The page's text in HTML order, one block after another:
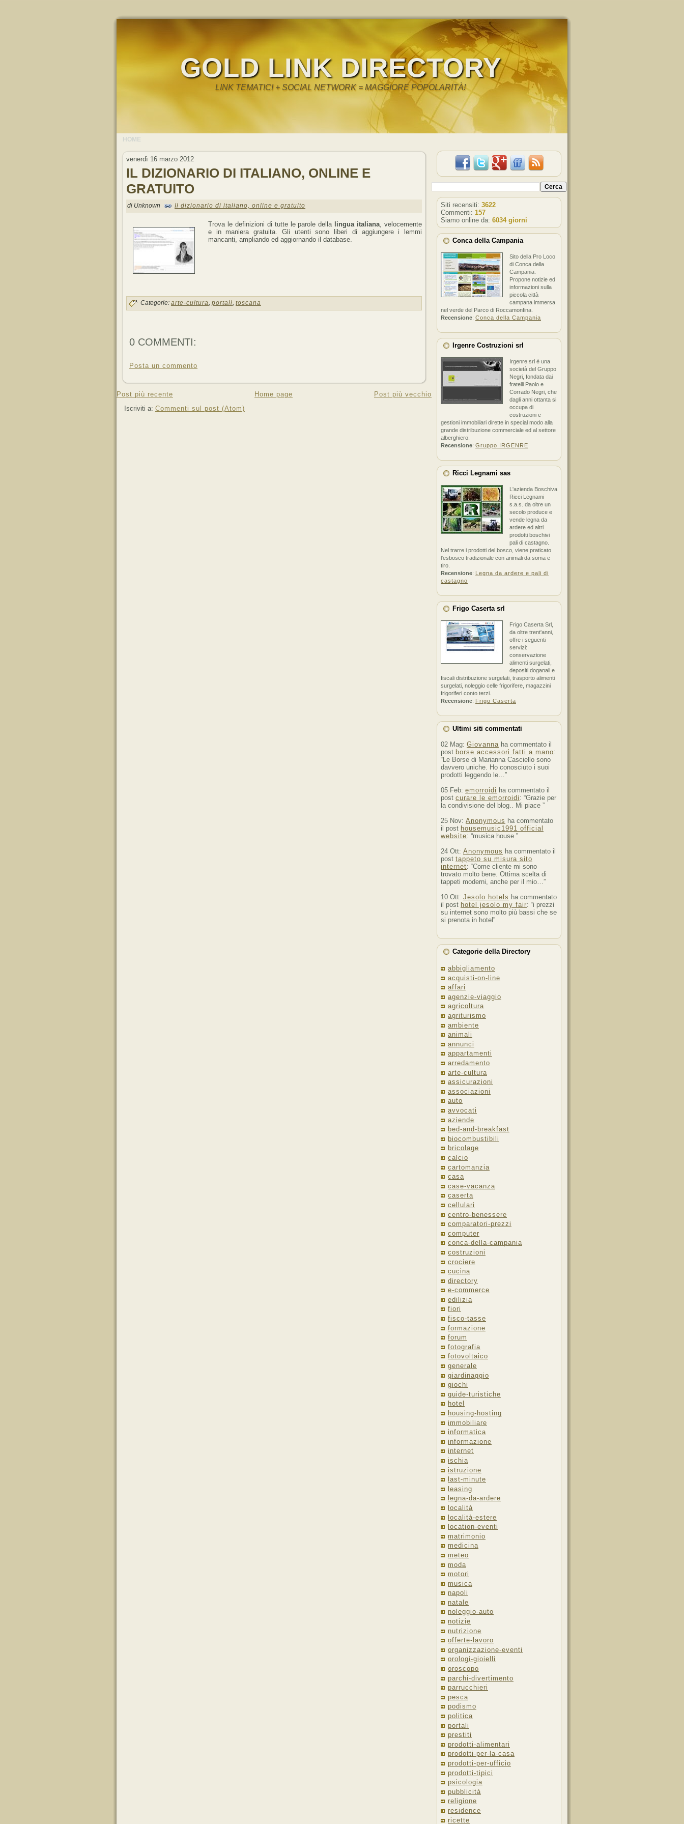
GOLD LINK DIRECTORY
LINK TEMATICI + SOCIAL NETWORK = MAGGIORE POPOLARITÀ!
HOME
venerdì 16 marzo 2012
IL DIZIONARIO DI ITALIANO, ONLINE E
GRATUITO
di Unknown Il dizionario di italiano, online e gratuito
Trova le definizioni di tutte le parole della lingua italiana, velocemente
e in maniera gratuita. Gli utenti sono liberi di aggiungere i lemmi
mancanti, ampliando ed aggiornando il database.
Categorie: arte-cultura, portali, toscana
0 COMMENTI:
Posta un commento
Post più recente Post più vecchio
Home page
Iscriviti a: Commenti sul post (Atom)
Siti recensiti: 3622
Commenti: 157
Siamo online da: 6034 giorni
Conca della Campania
Sito della Pro Loco
di Conca della
Campania.
Propone notizie ed
informazioni sulla
piccola città
campana immersa
nel verde del Parco di Roccamonfina.
Recensione: Conca della Campania
Irgenre Costruzioni srl
Irgenre srl è una
società del Gruppo
Negri, fondata dai
fratelli Paolo e
Corrado Negri, che
dagli anni ottanta si
occupa di
costruzioni e
gestioni immobiliari dirette in special modo alla
grande distribuzione commerciale ed al settore
alberghiero.
Recensione: Gruppo IRGENRE
Ricci Legnami sas
L'azienda Boschiva
Ricci Legnami
s.a.s. da oltre un
secolo produce e
vende legna da
ardere ed altri
prodotti boschivi
pali di castagno.
Nel trarre i prodotti del bosco, viene praticato
l'esbosco tradizionale con animali da soma e
tiro.
Recensione: Legna da ardere e pali di
castagno
Frigo Caserta srl
Frigo Caserta Srl,
da oltre trent'anni,
offre i seguenti
servizi:
conservazione
alimenti surgelati,
depositi doganali e
fiscali distribuzione surgelati, trasporto alimenti
surgelati, noleggio celle frigorifere, magazzini
frigoriferi conto terzi.
Recensione: Frigo Caserta
Ultimi siti commentati
02 Mag: Giovanna ha commentato il
post borse accessori fatti a mano:
“Le Borse di Marianna Casciello sono
davvero uniche. Ho conosciuto i suoi
prodotti leggendo le…”
05 Feb: emorroidi ha commentato il
post curare le emorroidi : “Grazie per
la condivisione del blog.. Mi piace ”
25 Nov: Anonymous ha commentato
il post housemusic1991 official
website: “musica house ”
24 Ott: Anonymous ha commentato il
post tappeto su misura sito
internet: “Come cliente mi sono
trovato molto bene. Ottima scelta di
tappeti moderni, anche per il mio…”
10 Ott: Jesolo hotels ha commentato
il post hotel jesolo my fair: “i prezzi
su internet sono molto più bassi che se
si prenota in hotel”
Categorie della Directory
abbigliamento
acquisti-on-line
affari
agenzie-viaggio
agricoltura
agriturismo
ambiente
animali
annunci
appartamenti
arredamento
arte-cultura
assicurazioni
associazioni
auto
avvocati
aziende
bed-and-breakfast
biocombustibili
bricolage
calcio
cartomanzia
casa
case-vacanza
caserta
cellulari
centro-benessere
comparatori-prezzi
computer
conca-della-campania
costruzioni
crociere
cucina
directory
e-commerce
edilizia
fiori
fisco-tasse
formazione
forum
fotografia
fotovoltaico
generale
giardinaggio
giochi
guide-turistiche
hotel
housing-hosting
immobiliare
informatica
informazione
internet
ischia
istruzione
last-minute
leasing
legna-da-ardere
località
località-estere
location-eventi
matrimonio
medicina
meteo
moda
motori
musica
napoli
natale
noleggio-auto
notizie
nutrizione
offerte-lavoro
organizzazione-eventi
orologi-gioielli
oroscopo
parchi-divertimento
parrucchieri
pesca
podismo
politica
portali
prestiti
prodotti-alimentari
prodotti-per-la-casa
prodotti-per-ufficio
prodotti-tipici
psicologia
pubblicità
religione
residence
ricette